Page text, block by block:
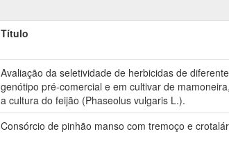
Título
Avaliação da seletividade de herbicidas de
genótipo pré-comercial e em cultivar de
a cultura do feijão (Phaseolus vulgaris L.).
Consórcio de pinhão manso com tremoço e